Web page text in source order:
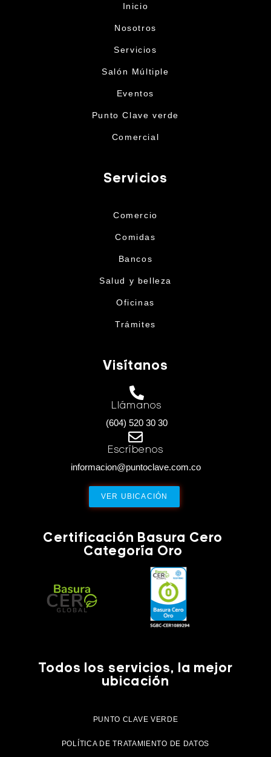
Inicio
Nosotros
Servicios
Salón Múltiple
Eventos
Punto Clave verde
Comercial
Servicios
Comercio
Comidas
Bancos
Salud y belleza
Oficinas
Trámites
Visítanos
Llámanos
(604) 520 30 30
Escríbenos
informacion@puntoclave.com.co
VER UBICACIÓN
Certificación Basura Cero
Categoría Oro
Todos los servicios, la mejor
ubicación
PUNTO CLAVE VERDE
POLÍTICA DE TRATAMIENTO DE DATOS